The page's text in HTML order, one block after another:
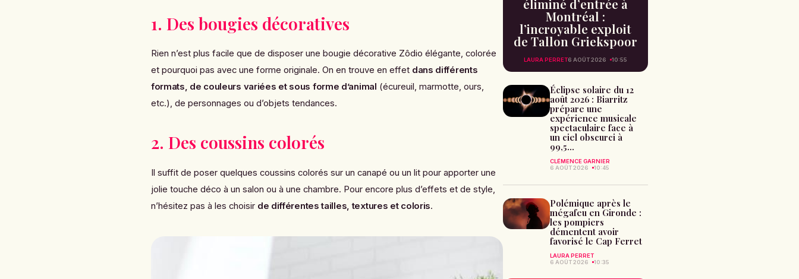
1. Des bougies décoratives
Rien n’est plus facile que de disposer une bougie décorative Zôdio élégante, colorée
et pourquoi pas avec une forme originale. On en trouve en effet dans différents
formats, de couleurs variées et sous forme d’animal (écureuil, marmotte, ours,
etc.), de personnages ou d’objets tendances.
2. Des coussins colorés
Il suffit de poser quelques coussins colorés sur un canapé ou un lit pour apporter une
jolie touche déco à un salon ou à une chambre. Pour encore plus d’effets et de style,
n’hésitez pas à les choisir de différentes tailles, textures et coloris.
éliminé d’entrée à
Montréal :
l’incroyable exploit
de Tallon Griekspoor
LAURA PERRET6 AOÛT 2026 10:55
Éclipse solaire du 12
août 2026 : Biarritz
prépare une
expérience musicale
spectaculaire face à
un ciel obscurci à
99,5...
CLÉMENCE GARNIER
6 AOÛT 2026
10:45
Polémique après le
mégafeu en Gironde :
les pompiers
démentent avoir
favorisé le Cap Ferret
LAURA PERRET
6 AOÛT 2026
10:35